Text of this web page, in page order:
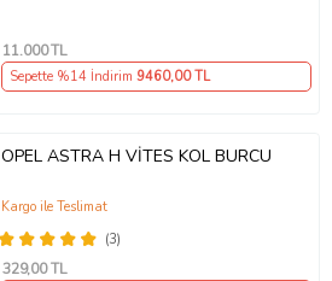
11.000TL
Sepette %14 İndirim 9460,00 TL
OPEL ASTRA H VİTES KOL BURCU
(3)
Kargo ile Teslimat
329,00 TL